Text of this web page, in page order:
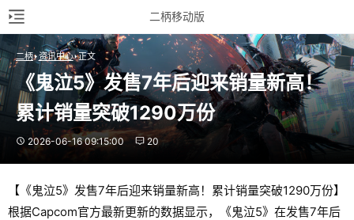
二柄移动版
二柄 资讯中心 正文
《鬼泣5》发售7年后迎来销量新高！
累计销量突破1290万份
2026-06-16 09:15:00 20
【《鬼泣5》发售7年后迎来销量新高！累计销量突破1290万份】
根据Capcom官方最新更新的数据显示，《鬼泣5》在发售7年后